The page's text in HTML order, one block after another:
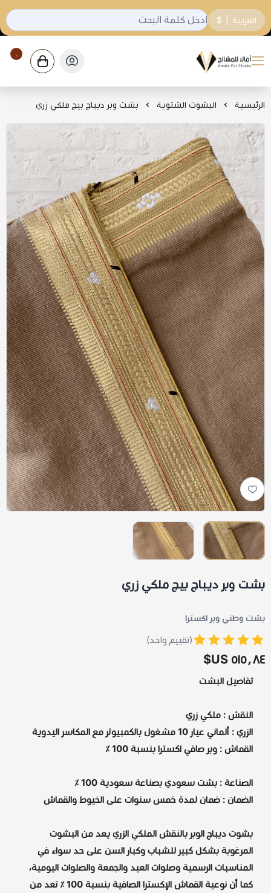
العربية $
شركة قمة امالا التجارية
٠
الرئيسية البشوت الشتوية بشت وبر ديباج بيج ملكي زري
بشت وبر ديباج بيج ملكي زري
بشت وطني وبر اكسترا
(تقييم واحد)
٥١٥٫٨٤ US$
تفاصيل البشت
النقش : ملكي زري
الزري : ألماني عيار 10 مشغول بالكمبيوتر مع المكاسر اليدوية
القماش : وبر صافي اكسترا بنسبة 100 ٪
الصناعة : بشت سعودي بصناعة سعودية 100 ٪
الضمان : ضمان لمدة خمس سنوات على الخيوط والقماش
بشوت ديباج الوبر بالنقش الملكي الزري يعد من البشوت
المرغوبة بشكل كبير للشباب وكبار السن على حد سواء في
المناسبات الرسمية وصلوات العيد والجمعة والصلوات اليومية،
كما أن نوعية القماش الإكسترا الصافية بنسبة 100 ٪ تعد من